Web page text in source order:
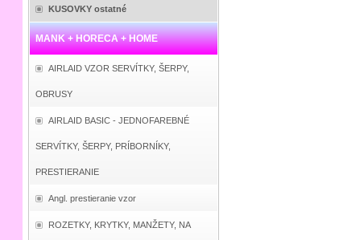
KUSOVKY ostatné
MANK + HORECA + HOME
AIRLAID VZOR SERVÍTKY, ŠERPY,
OBRUSY
AIRLAID BASIC - JEDNOFAREBNÉ
SERVÍTKY, ŠERPY, PRÍBORNÍKY,
PRESTIERANIE
Angl. prestieranie vzor
ROZETKY, KRYTKY, MANŽETY, NA